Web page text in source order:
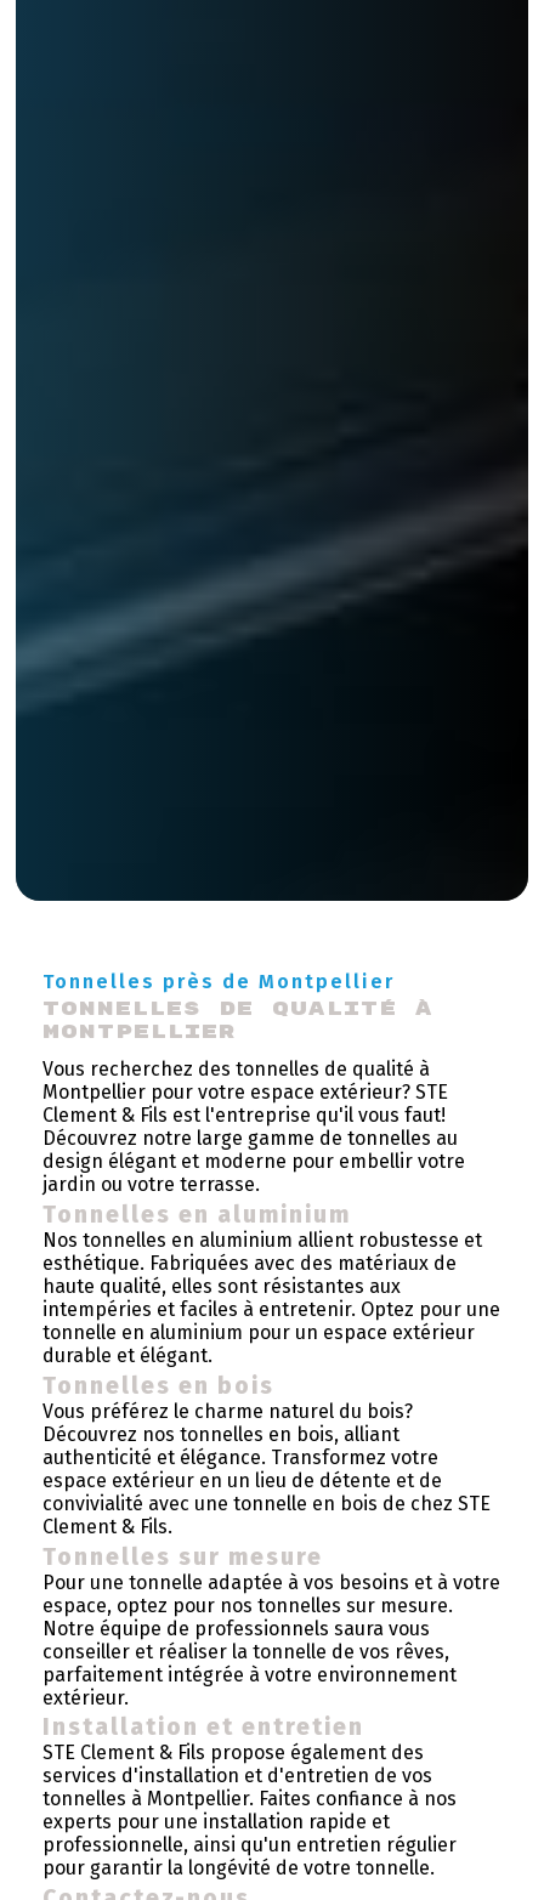
Tonnelles près de Montpellier
Tonnelles de qualité à
Montpellier
Vous recherchez des tonnelles de qualité à
Montpellier pour votre espace extérieur? STE
Clement & Fils est l'entreprise qu'il vous faut!
Découvrez notre large gamme de tonnelles au
design élégant et moderne pour embellir votre
jardin ou votre terrasse.
Tonnelles en aluminium
Nos tonnelles en aluminium allient robustesse et
esthétique. Fabriquées avec des matériaux de
haute qualité, elles sont résistantes aux
intempéries et faciles à entretenir. Optez pour une
tonnelle en aluminium pour un espace extérieur
durable et élégant.
Tonnelles en bois
Vous préférez le charme naturel du bois?
Découvrez nos tonnelles en bois, alliant
authenticité et élégance. Transformez votre
espace extérieur en un lieu de détente et de
convivialité avec une tonnelle en bois de chez STE
Clement & Fils.
Tonnelles sur mesure
Pour une tonnelle adaptée à vos besoins et à votre
espace, optez pour nos tonnelles sur mesure.
Notre équipe de professionnels saura vous
conseiller et réaliser la tonnelle de vos rêves,
parfaitement intégrée à votre environnement
extérieur.
Installation et entretien
STE Clement & Fils propose également des
services d'installation et d'entretien de vos
tonnelles à Montpellier. Faites confiance à nos
experts pour une installation rapide et
professionnelle, ainsi qu'un entretien régulier
pour garantir la longévité de votre tonnelle.